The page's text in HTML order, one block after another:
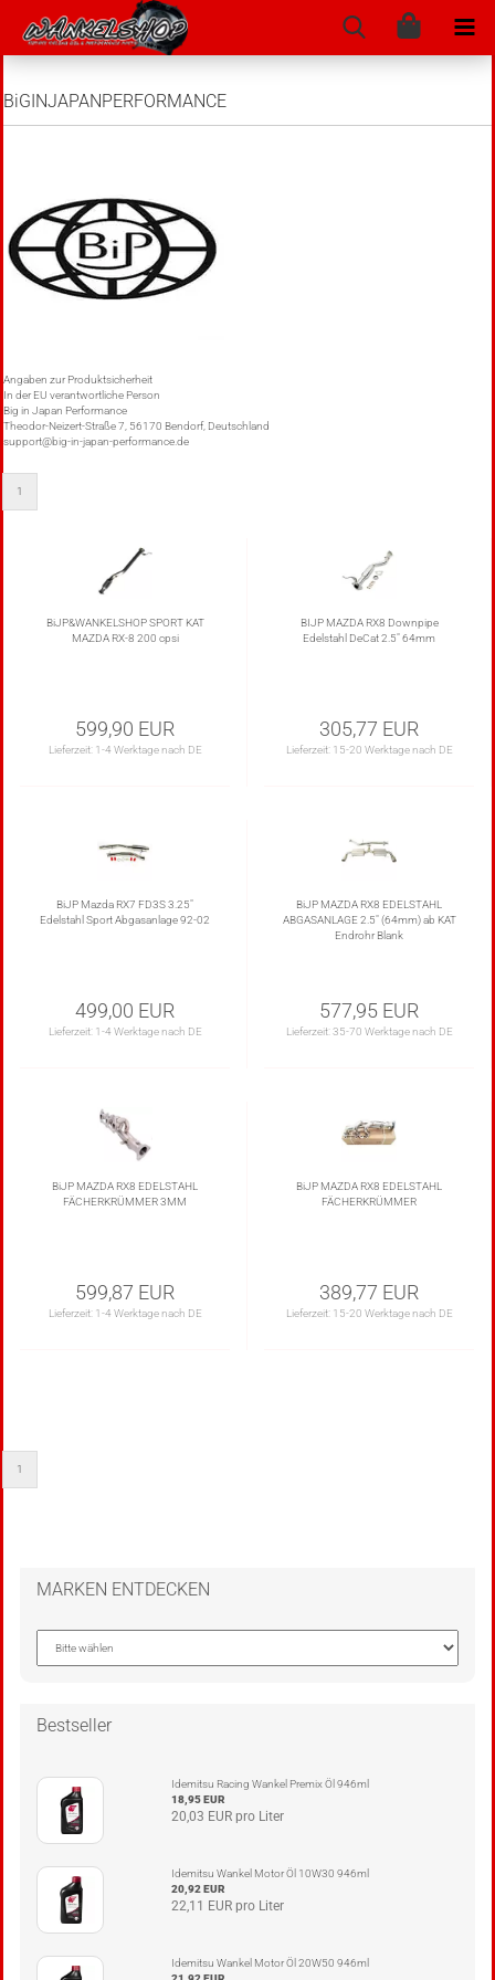
BiGINJAPANPERFORMANCE
Angaben zur Produktsicherheit
In der EU verantwortliche Person
Big in Japan Performance
Theodor-Neizert-Straße 7, 56170 Bendorf, Deutschland
support@big-in-japan-performance.de
1
BiJP&WANKELSHOP SPORT KAT
MAZDA RX-8 200 cpsi
599,90 EUR
Lieferzeit: 1-4 Werktage nach DE
BIJP MAZDA RX8 Downpipe
Edelstahl DeCat 2.5" 64mm
305,77 EUR
Lieferzeit: 15-20 Werktage nach DE
BiJP Mazda RX7 FD3S 3.25"
Edelstahl Sport Abgasanlage 92-02
499,00 EUR
Lieferzeit: 1-4 Werktage nach DE
BiJP MAZDA RX8 EDELSTAHL
ABGASANLAGE 2.5" (64mm) ab KAT
Endrohr Blank
577,95 EUR
Lieferzeit:35-70 Werktage nach DE
BiJP MAZDA RX8 EDELSTAHL
FÄCHERKRÜMMER 3MM
599,87 EUR
Lieferzeit: 1-4 Werktage nach DE
BiJP MAZDA RX8 EDELSTAHL
FÄCHERKRÜMMER
389,77 EUR
Lieferzeit: 15-20 Werktage nach DE
1
MARKEN ENTDECKEN
Bestseller
Idemitsu Racing Wankel Premix Öl 946ml
18,95 EUR
20,03 EUR pro Liter
Idemitsu Wankel Motor Öl 10W30 946ml
20,92 EUR
22,11 EUR pro Liter
Idemitsu Wankel Motor Öl 20W50 946ml